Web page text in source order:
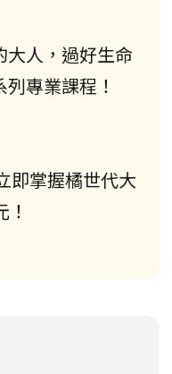
大人，過好生命
專業課程！
即掌握橘世代大